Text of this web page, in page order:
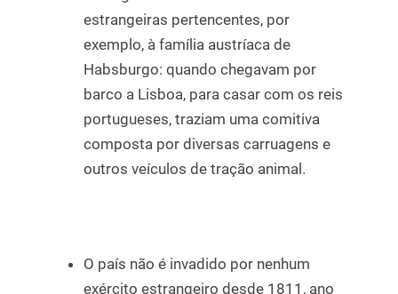
estrangeiras pertencentes, por
exemplo, à família austríaca de
Habsburgo: quando chegavam por
barco a Lisboa, para casar com os reis
portugueses, traziam uma comitiva
composta por diversas carruagens e
outros veículos de tração animal.
O país não é invadido por nenhum
exército estrangeiro desde 1811, ano